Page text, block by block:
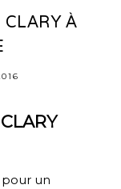
À
pour un